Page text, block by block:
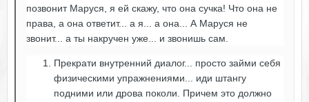
позвонит Маруся, я ей скажу, что она сучка! Что она не
права, а она ответит... а я... а она... А Маруся не
звонит... а ты накручен уже... и звонишь сам.
Прекрати внутренний диалог... просто займи себя
физическими упражнениями... иди штангу
подними или дрова поколи. Причем это должно